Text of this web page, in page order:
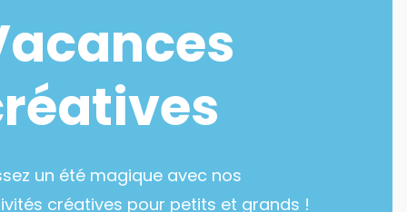
un été magique avec nos
créatives pour petits et grands !